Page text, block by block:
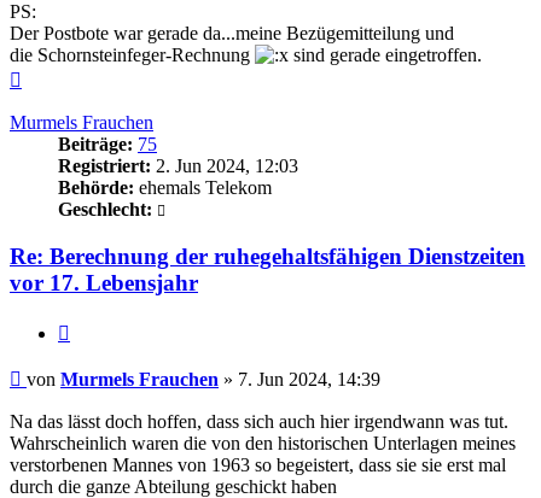
PS:
Der Postbote war gerade da...meine Bezügemitteilung und
die Schornsteinfeger-Rechnung
sind gerade eingetroffen.
Murmels Frauchen
Beiträge: 75
Registriert: 2. Jun 2024, 12:03
Behörde: ehemals Telekom
Geschlecht:
Re: Berechnung der ruhegehaltsfähigen Dienstzeiten
vor 17. Lebensjahr
Beitrag
von Murmels Frauchen » 7. Jun 2024, 14:39
Na das lässt doch hoffen, dass sich auch hier irgendwann was tut.
Wahrscheinlich waren die von den historischen Unterlagen meines
verstorbenen Mannes von 1963 so begeistert, dass sie sie erst mal
durch die ganze Abteilung geschickt haben